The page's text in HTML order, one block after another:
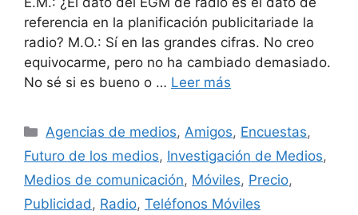
referencia en la planificación publicitariade la
radio? M.O.: Sí en las grandes cifras. No creo
equivocarme, pero no ha cambiado demasiado.
No sé si es bueno o … Leer más
Categorías
Agencias de medios, Amigos, Encuestas,
Futuro de los medios, Investigación de Medios,
Medios de comunicación, Móviles, Precio,
Publicidad , Radio, Teléfonos Móviles